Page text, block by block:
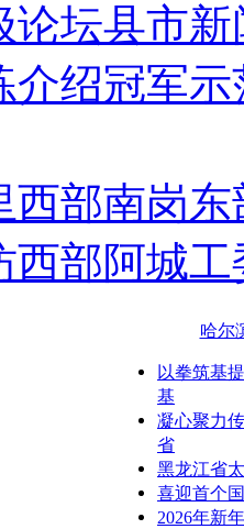
论坛县市新
介绍冠军示
西部南岗东
西部阿城工
哈尔
以拳筑基
基
凝心聚力
省
黑龙江省
喜迎首个
2026年新